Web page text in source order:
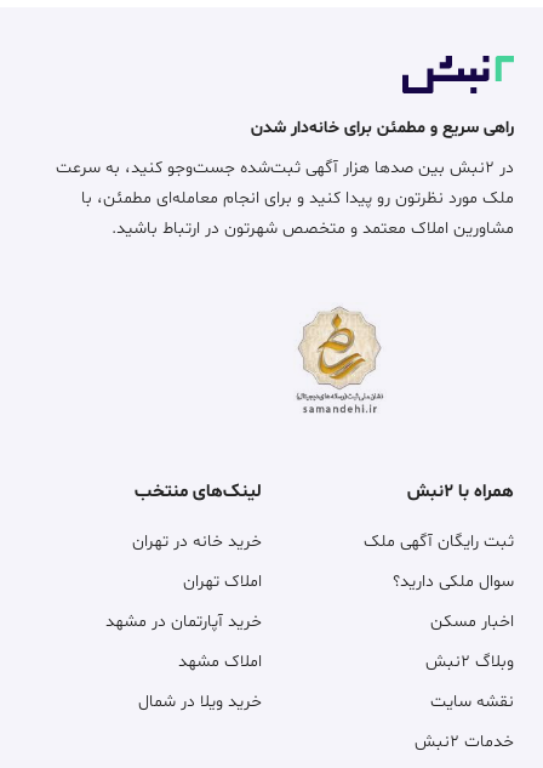
راهی سریع و مطمئن برای خانه‌دار شدن
در ۲نبش بین صدها هزار آگهی ثبت‌شده جست‌وجو کنید، به سرعت
ملک مورد نظرتون رو پیدا کنید و برای انجام معامله‌ای مطمئن، با
مشاورین املاک معتمد و متخصص شهرتون در ارتباط باشید.
همراه با ۲نبش
ثبت رایگان آگهی ملک
سوال ملکی دارید؟
اخبار مسکن
وبلاگ ۲نبش
نقشه سایت
خدمات ۲نبش
لینک‌های منتخب
خرید خانه در تهران
املاک تهران
خرید آپارتمان در مشهد
املاک مشهد
خرید ویلا در شمال